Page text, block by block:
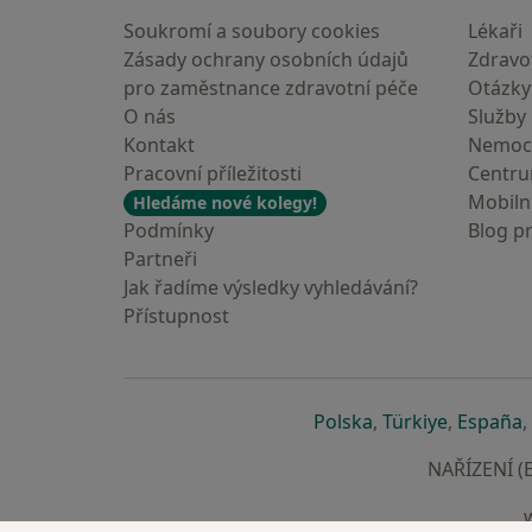
Soukromí a soubory cookies
Zásady ochrany osobních údajů
pro zaměstnance zdravotní péče
O nás
Kontakt
Pracovní příležitosti
Hledáme nové kolegy!
Podmínky
Partneři
Jak řadíme výsledky vyhledávání?
Přístupnost
Lékaři
Služby
Blog
Polskase otevře v nové
, Türkiyese
, España,
NAŘÍZENÍ